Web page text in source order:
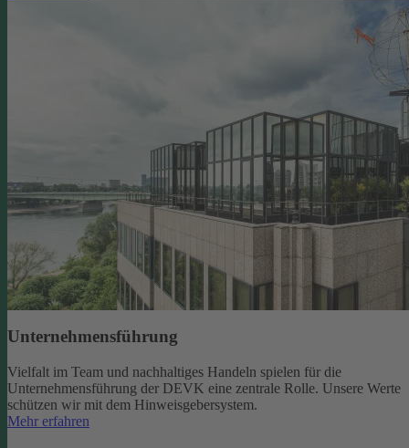
Unternehmensführung
Vielfalt im Team und nachhaltiges Handeln spielen für die
Unternehmensführung der DEVK eine zentrale Rolle. Unsere Werte
schützen wir mit dem Hinweisgebersystem.
Mehr erfahren